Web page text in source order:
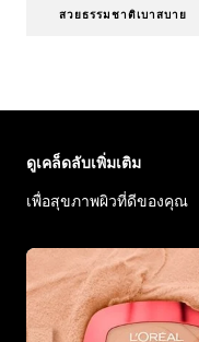
สวยธรรมชาติเบาสบาย
ดูเคล็ดลับเพิ่มเติม
เพื่อสุขภาพผิวที่ดีของคุณ